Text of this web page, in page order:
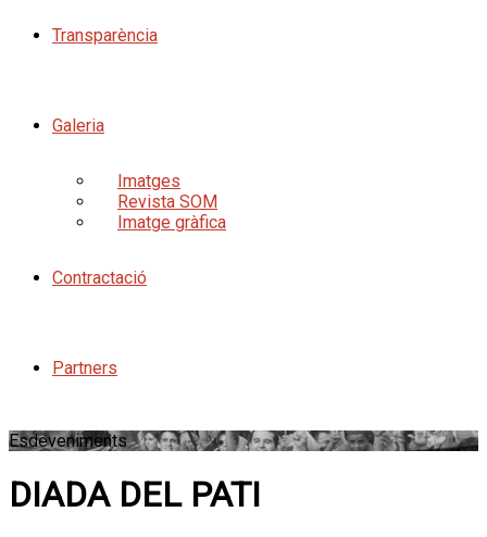
Transparència
Galeria
Imatges
Revista SOM
Imatge gràfica
Contractació
Partners
Esdeveniments
DIADA DEL PATI